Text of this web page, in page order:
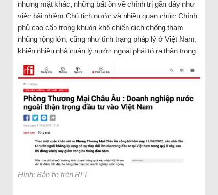
nhưng mặt khác, những bất ổn về chính trị gần đây như
việc bãi nhiệm Chủ tịch nước và nhiều quan chức Chính
phủ cao cấp trong khuôn khổ chiến dịch chống tham
nhũng rộng lớn, cũng như tình trạng pháp lý ở Việt Nam,
khiến nhiều nhà quản lý nước ngoài phải tỏ ra thận trọng.
Hình: Bản tin trên RFI